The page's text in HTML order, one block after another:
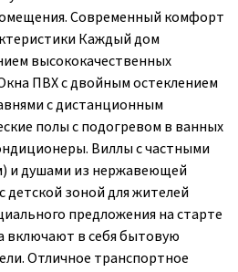
Современный комфорт
Каждый дом
высококачественных
ПВХ с двойным остеклением
с дистанционным
полы с подогревом в ванных
Виллы с частными
и душами из нержавеющей
детской зоной для жителей
предложения на старте
включают в себя бытовую
Отличное транспортное